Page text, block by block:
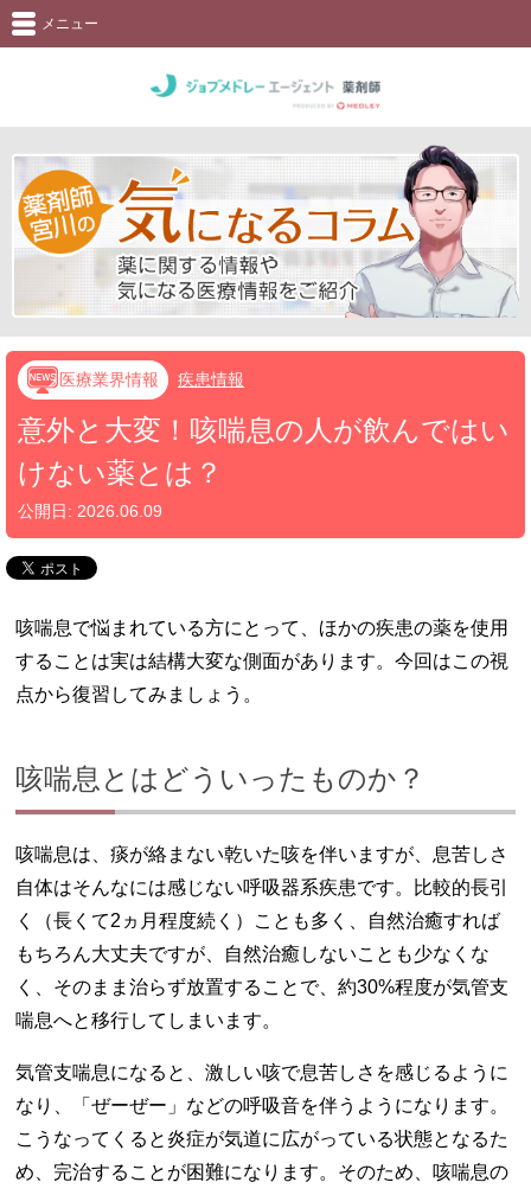
メニュー
医療業界情報 疾患情報
意外と大変！咳喘息の人が飲んではい
けない薬とは？
公開日: 2026.06.09
咳喘息で悩まれている方にとって、ほかの疾患の薬を使用
することは実は結構大変な側面があります。今回はこの視
点から復習してみましょう。
咳喘息とはどういったものか？
咳喘息は、痰が絡まない乾いた咳を伴いますが、息苦しさ
自体はそんなには感じない呼吸器系疾患です。比較的長引
く（長くて2ヵ月程度続く）ことも多く、自然治癒すれば
もちろん大丈夫ですが、自然治癒しないことも少なくな
く、そのまま治らず放置することで、約30%程度が気管支
喘息へと移行してしまいます。
気管支喘息になると、激しい咳で息苦しさを感じるように
なり、「ぜーぜー」などの呼吸音を伴うようになります。
こうなってくると炎症が気道に広がっている状態となるた
め、完治することが困難になります。そのため、咳喘息の